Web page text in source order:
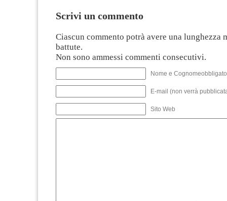
Scrivi un commento
Ciascun commento potrà avere una lunghezza
battute.
Non sono ammessi commenti consecutivi.
Nome e
E-mail (non verrà
Sito Web